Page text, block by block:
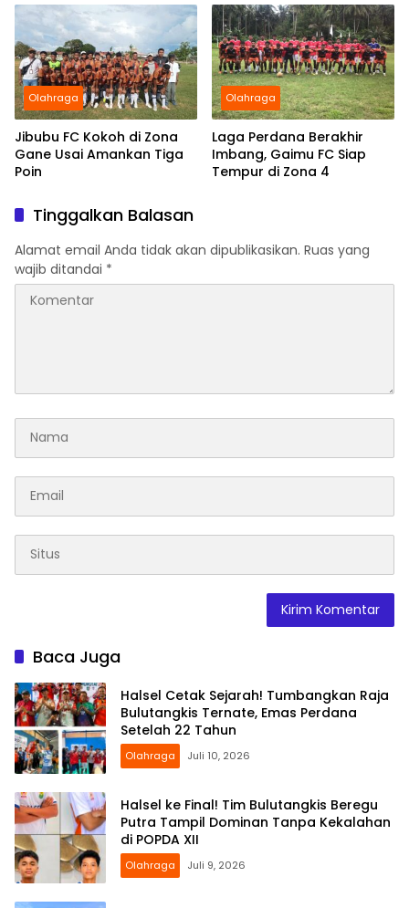
Pemuda Guruapin dan
Bajo
Olahraga
Jibubu FC Kokoh di Zona
Gane Usai Amankan Tiga
Poin
Olahraga
Laga Perdana Berakhir
Imbang, Gaimu FC Siap
Tempur di Zona 4
Tinggalkan Balasan
Alamat email Anda tidak akan dipublikasikan. Ruas yang
wajib ditandai *
Baca Juga
Halsel Cetak Sejarah! Tumbangkan Raja
Bulutangkis Ternate, Emas Perdana
Setelah 22 Tahun
Olahraga Juli 10, 2026
Halsel ke Final! Tim Bulutangkis Beregu
Putra Tampil Dominan Tanpa Kekalahan
di POPDA XII
Olahraga Juli 9, 2026